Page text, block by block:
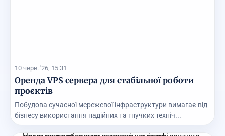
10 черв. '26, 15:31
Оренда VPS сервера для стабільної роботи
проєктів
Побудова сучасної мережевої інфраструктури вимагає від
бізнесу використання надійних та гнучких техніч...